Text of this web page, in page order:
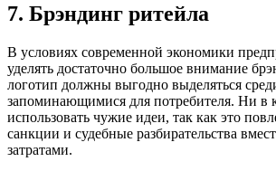
7. Брэндинг ритейла
В условиях современной экономики
уделять достаточно большое внимание
логотип должны выгодно выделяться
запоминающимися для потребителя. Ни в
использовать чужие идеи, так как это
санкции и судебные разбирательства
затратами.